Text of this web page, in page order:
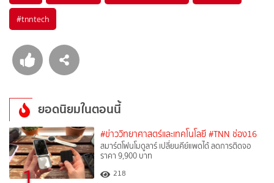
#tnntech
ยอดนิยมในตอนนี้
#ข่าววิทยาศาสตร์และเทคโนโลยี #TNN ช่อง16
สมาร์ตโฟนโมดูลาร์ เปลี่ยนคีย์แพดได้ ลดการติดจอ
ราคา 9,900 บาท
218